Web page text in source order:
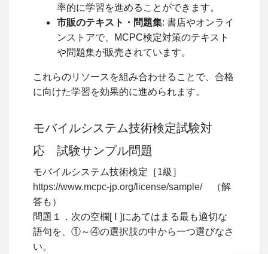
率的に学習を進めることができます。
市販のテキスト・問題集: 書店やオンライ
ンストアで、MCPC検定対策のテキスト
や問題集が販売されています。
これらのリソースを組み合わせることで、合格
に向けた学習を効果的に進められます。
モバイルシステム技術検定試験対
応 試験サンプル問題
モバイルシステム技術検定［1級］
https://www.mcpc-jp.org/license/sample/（解
答も）
問題１．次の空欄[ Ⅰ ]にあてはまる最も適切な
語句を、①～④の選択肢の中から一つ選びなさ
い。